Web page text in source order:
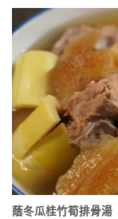
蔭冬瓜桂竹筍排骨湯